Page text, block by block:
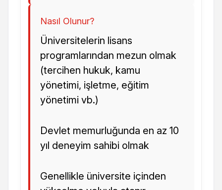
Nasıl Olunur?
Üniversitelerin lisans
programlarından mezun olmak
(tercihen hukuk, kamu
yönetimi, işletme, eğitim
yönetimi vb.)
Devlet memurluğunda en az 10
yıl deneyim sahibi olmak
Genellikle üniversite içinden